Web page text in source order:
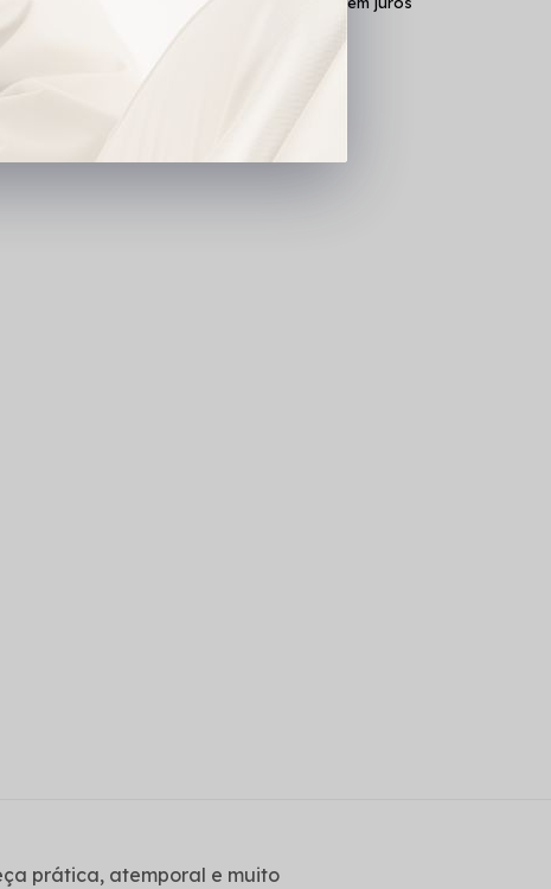
prática, atemporal e muito